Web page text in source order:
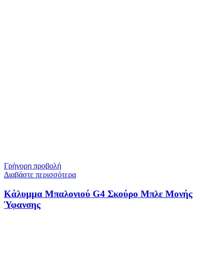
Γρήγορη προβολή
Διαβάστε περισσότερα
Κάλυμμα Μπαλονιού G4 Σκούρο Μπλε Μονής
Ύφανσης